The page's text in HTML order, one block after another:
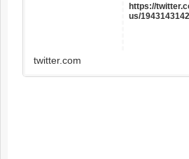
https://
us/
twitter.com